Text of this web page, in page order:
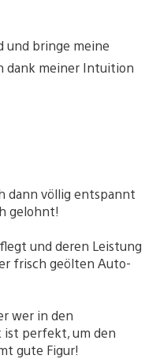
und bringe meine
dank meiner Intuition
dann völlig entspannt
gelohnt!
und deren Leistung
frisch geölten Auto-
wer in den
ist perfekt, um den
gute Figur!